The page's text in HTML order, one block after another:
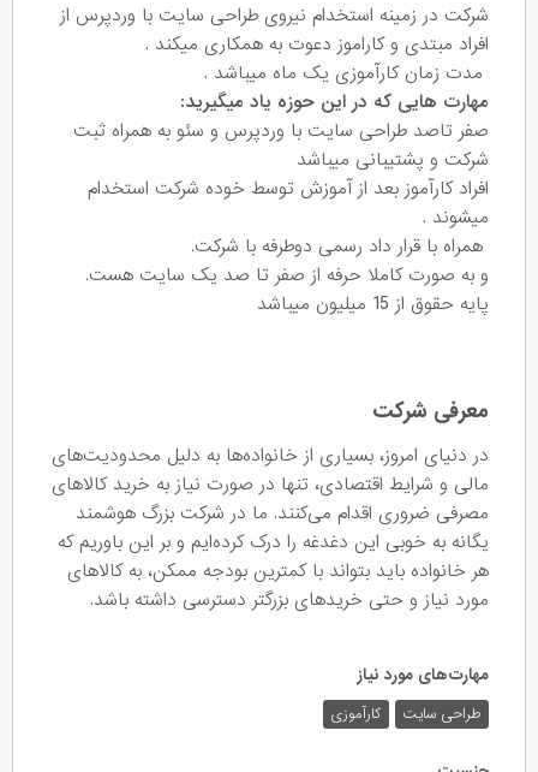
شرکت در زمینه استخدام نیروی طراحی سایت با وردپرس از
افراد مبتدی و کاراموز دعوت به همکاری میکند .
مدت زمان کارآموزی یک ماه میباشد .
مهارت هایی که در این حوزه یاد میگیرید:
صفر تاصد طراحی سایت با وردپرس و سئو به همراه ثبت
شرکت و پشتیبانی میباشد
افراد کارآموز بعد از آموزش توسط خوده شرکت استخدام
میشوند .
همراه با قرار داد رسمی دوطرفه با شرکت.
و به صورت کاملا حرفه از صفر تا صد یک سایت هست.
پایه حقوق از 15 میلیون میباشد
معرفی شرکت
در دنیای امروز، بسیاری از خانواده‌ها به دلیل محدودیت‌های
مالی و شرایط اقتصادی، تنها در صورت نیاز به خرید کالاهای
مصرفی ضروری اقدام می‌کنند. ما در شرکت بزرگ هوشمند
یگانه به خوبی این دغدغه را درک کرده‌ایم و بر این باوریم که
هر خانواده باید بتواند با کمترین بودجه ممکن، به کالاهای
مورد نیاز و حتی خریدهای بزرگتر دسترسی داشته باشد.
مهارت‌های مورد نیاز
طراحی سایت کارآموزی